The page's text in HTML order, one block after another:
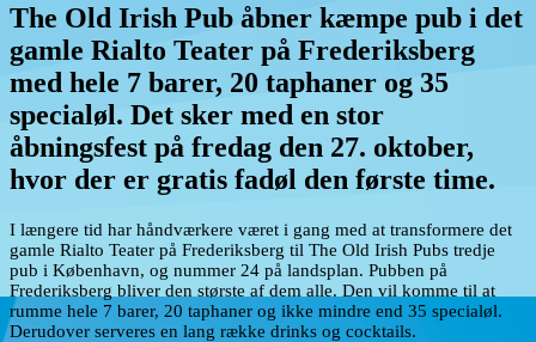
The Old Irish Pub åbner kæmpe pub i det
gamle Rialto Teater på Frederiksberg
med hele 7 barer, 20 taphaner og 35
specialøl. Det sker med en stor
åbningsfest på fredag den 27. oktober,
hvor der er gratis fadøl den første time.
I længere tid har håndværkere været i gang med at transformere det
gamle Rialto Teater på Frederiksberg til The Old Irish Pubs tredje
pub i København, og nummer 24 på landsplan. Pubben på
Frederiksberg bliver den største af dem alle. Den vil komme til at
rumme hele 7 barer, 20 taphaner og ikke mindre end 35 specialøl.
Derudover serveres en lang række drinks og cocktails.